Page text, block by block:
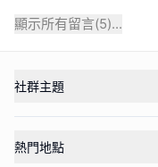
顯示所有留言(5)...
社群主題
熱門地點